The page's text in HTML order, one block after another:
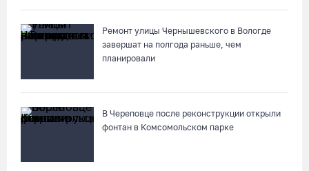
06.08.26 / 17:10
122 школьника из Алчевска прибыли на «Территорию
талантов» в Вологодской области
Ремонт улицы Чернышевского в Вологде
завершат на полгода раньше, чем
планировали
В Череповце после реконструкции открыли
фонтан в Комсомольском парке